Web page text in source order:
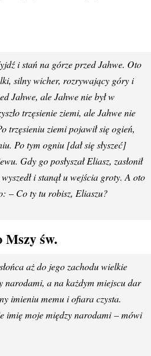
i stań na górze przed Jahwe. Oto
silny wicher, rozrywający góry i
Jahwe, ale Jahwe nie był w
trzęsienie ziemi, ale Jahwe nie
trzęsieniu ziemi pojawił się ogień,
Po tym ogniu [dał się słyszeć]
Gdy go posłyszał Eliasz, zasłonił
i stanął u wejścia groty. A oto
– Co ty tu robisz, Eliaszu?
św.
aż do jego zachodu wielkie
narodami, a na każdym miejscu dar
imieniu memu i ofiara czysta.
imię moje między narodami – mówi